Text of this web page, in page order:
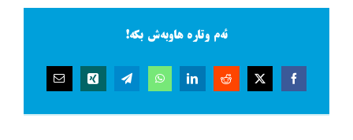
ئەم وتارە هاوبەش بکە!